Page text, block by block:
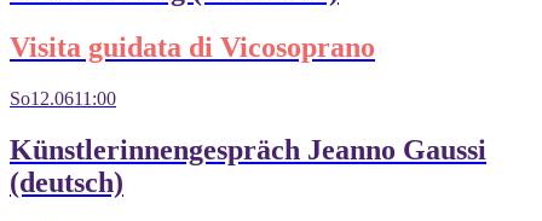
Visita guidata di Vicosoprano
So12.0611:00
Künstlerinnengespräch Jeanno Gaussi
(deutsch)